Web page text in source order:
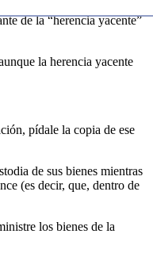
de la “herencia yacente”
la herencia yacente
pídale la copia de ese
de sus bienes mientras
(es decir, que, dentro de
los bienes de la